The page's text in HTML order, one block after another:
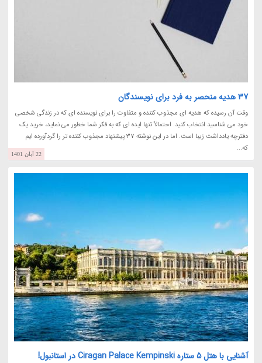
37 هدیه منحصر به فرد برای نویسندگان
وقت آن رسیده که هدیه ای مجذوب کننده و متفاوت را برای نویسنده ای که در زندگی شخصی
خود می شناسید انتخاب کنید. احتمالاً تنها ایده ای که به فکر شما خطور می نماید، خرید یک
دفترچه یادداشت زیبا است. اما در این نوشته 37 پیشنهاد مجذوب کننده تر را گردآورده ایم
که...
22 آبان 1401
آشنایی با هتل 5 ستاره Ciragan Palace Kempinski در استانبول!